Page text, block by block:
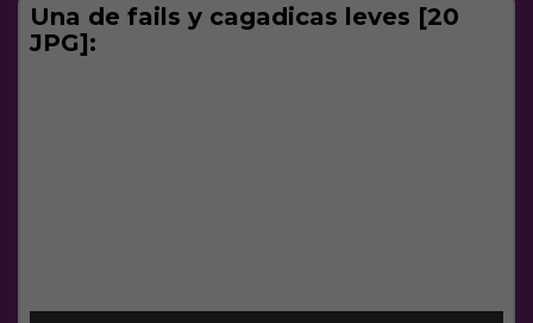
Una de fails y cagadicas leves [20
JPG]: